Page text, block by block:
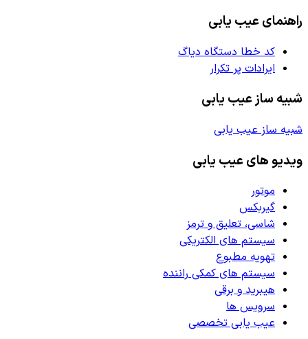
راهنمای عیب یابی
کد خطا دستگاه دیاگ
ایرادات پر تکرار
شبیه ساز عیب یابی
شبیه ساز عیب یابی
ویدیو های عیب یابی
موتور
گیربکس
شاسی، تعلیق و ترمز
سیستم های الکتریکی
تهویه مطبوع
سیستم های کمکی راننده
هیبرید و برقی
سرویس ها
عیب یابی تخصصی